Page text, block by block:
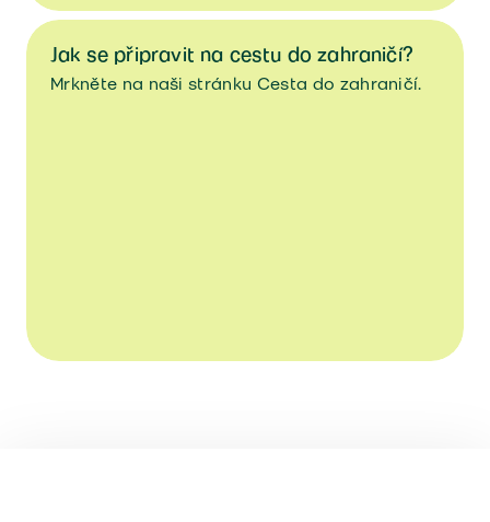
Jak se připravit na cestu do zahraničí?
Mrkněte na naši stránku Cesta do zahraničí.